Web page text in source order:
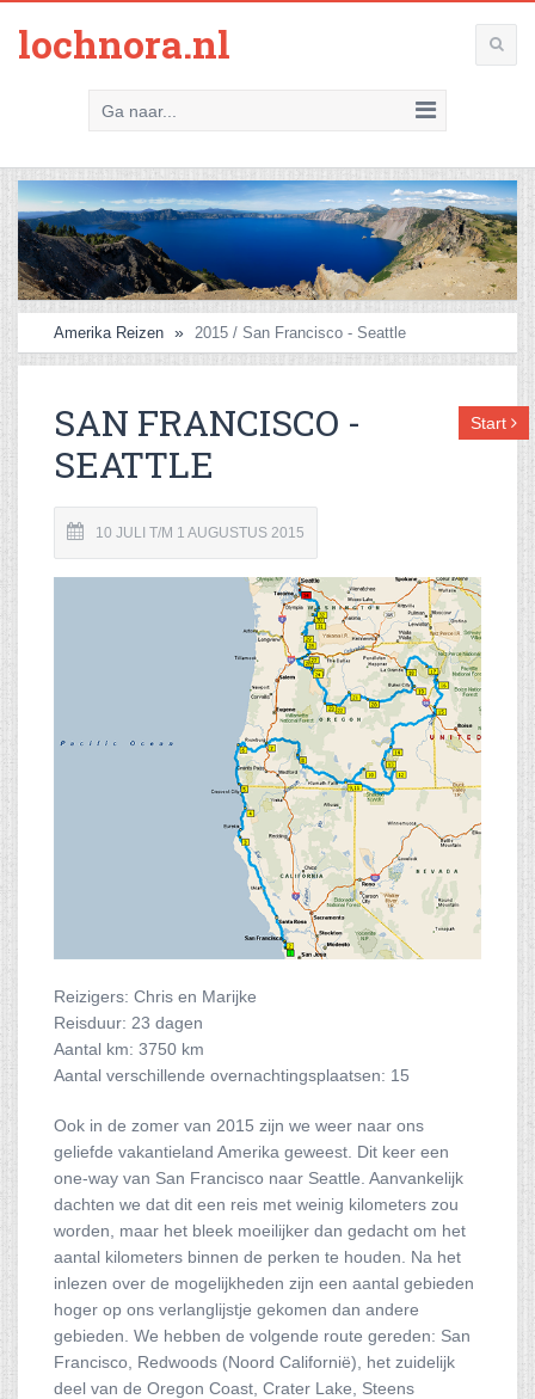
lochnora.nl
Ga naar...
Amerika Reizen 2015 / San Francisco - Seattle
Start
SAN FRANCISCO -
SEATTLE
10 JULI T/M 1 AUGUSTUS 2015
Reizigers: Chris en Marijke
Reisduur: 23 dagen
Aantal km: 3750 km
Aantal verschillende overnachtingsplaatsen: 15
Ook in de zomer van 2015 zijn we weer naar ons
geliefde vakantieland Amerika geweest. Dit keer een
one-way van San Francisco naar Seattle. Aanvankelijk
dachten we dat dit een reis met weinig kilometers zou
worden, maar het bleek moeilijker dan gedacht om het
aantal kilometers binnen de perken te houden. Na het
inlezen over de mogelijkheden zijn een aantal gebieden
hoger op ons verlanglijstje gekomen dan andere
gebieden. We hebben de volgende route gereden: San
Francisco, Redwoods (Noord Californië), het zuidelijk
deel van de Oregon Coast, Crater Lake, Steens